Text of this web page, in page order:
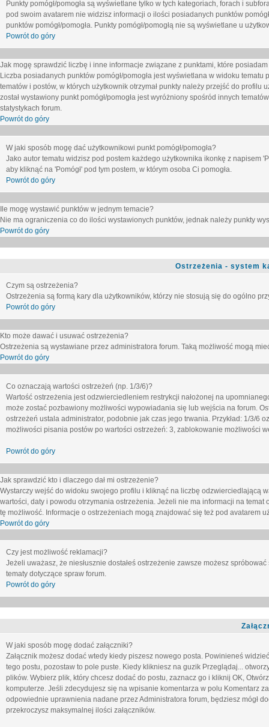
Punkty pomógł/pomogła są wyświetlane tylko w tych kategoriach, forach i
pod swoim avatarem nie widzisz informacji o ilości posiadanych punktów
punktów pomógł/pomogła. Punkty pomógł/pomogłą nie są wyświetlane u
Powrót do góry
Jak mogę sprawdzić liczbę i inne informacje związane z punktami, które
Liczba posiadanych punktów pomógł/pomogła jest wyświetlana w widoku
tematów i postów, w których użytkownik otrzymał punkty należy przejść do
został wystawiony punkt pomógł/pomogła jest wyróżniony spośród innych
statystykach forum.
Powrót do góry
W jaki sposób mogę dać użytkownikowi punkt pomógł/pomogła?
Jako autor tematu widzisz pod postem każdego użytkownika ikonkę z napisem
aby kliknąć na 'Pomógł' pod tym postem, w którym osoba Ci pomogła.
Powrót do góry
Ile mogę wystawić punktów w jednym temacie?
Nie ma ograniczenia co do ilości wystawionych punktów, jednak należy punkty
Powrót do góry
Ostrzeżenia - system
Czym są ostrzeżenia?
Ostrzeżenia są formą kary dla użytkowników, którzy nie stosują się do ogólno
Powrót do góry
Kto może dawać i usuwać ostrzeżenia?
Ostrzeżenia są wystawiane przez administratora forum. Taką możliwość mogą
Powrót do góry
Co oznaczają wartości ostrzeżeń (np. 1/3/6)?
Wartość ostrzeżenia jest odzwierciedleniem restrykcji nałożonej na
może zostać pozbawiony możliwości wypowiadania się lub wejścia na forum.
ostrzeżeń ustala administrator, podobnie jak czas jego trwania. Przykład: 1/3/6
możliwości pisania postów po wartości ostrzeżeń: 3, zablokowanie możliwości
Powrót do góry
Jak sprawdzić kto i dlaczego dał mi ostrzeżenie?
Wystarczy wejść do widoku swojego profilu i kliknąć na liczbę odzwierciedlającą
wartości, daty i powodu otrzymania ostrzeżenia. Jeżeli nie ma informacji na temat
tę możliwość. Informacje o ostrzeżeniach mogą znajdować się też pod avatarem
Powrót do góry
Czy jest możliwość reklamacji?
Jeżeli uważasz, że niesłusznie dostałeś ostrzeżenie zawsze możesz
tematy dotyczące spraw forum.
Powrót do góry
W jaki sposób mogę dodać załączniki?
Załącznik możesz dodać wtedy kiedy piszesz nowego posta. Powinieneś
tego postu, pozostaw to pole puste. Kiedy klikniesz na guzik Przeglądaj...
plików. Wybierz plik, który chcesz dodać do postu, zaznacz go i kliknij OK,
komputerze. Jeśli zdecydujesz się na wpisanie komentarza w polu Komentarz
odpowiednie uprawnienia nadane przez Administratora forum, będziesz mógł
przekroczysz maksymalnej ilości załączników.